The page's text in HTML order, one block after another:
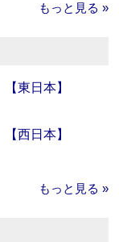
もっと見る »
東日本】
西日本】
もっと見る »